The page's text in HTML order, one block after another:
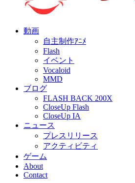
個人制作アニメを中心とした動画紹
動画
自主制作ｱﾆﾒ
Flash
イベント
Vocaloid
MMD
ブログ
FLASH BACK 200X
CloseUp Flash
CloseUp IA
ニュース
プレスリリース
アクティビティ
ゲーム
About
Contact